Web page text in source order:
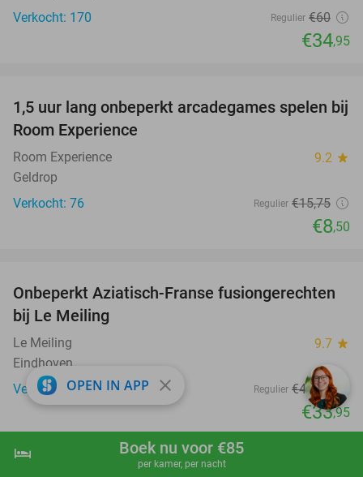
shopping_cart Boek nu
hotel Boek nu voor €85
per kamer, per nacht
Verkocht: 170
Regulier €60
€34,95
46%
1,5 uur lang onbeperkt arcadegames spelen bij
Room Experience
Room Experience 9.2 star
Geldrop
Verkocht: 76
Regulier €15,75
€8,50
19%
Onbeperkt Aziatisch-Franse fusiongerechten
bij Le Meiling
Le Meiling 9.7 star
Eindhoven
Verkocht: 1.109
Regulier €41,80
€33,95
favorite_border
OPEN IN APP close